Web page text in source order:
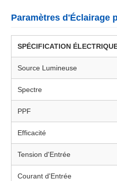
Paramètres d'Éclairage
SPÉCIFICATION
Source Lumineuse
Spectre
PPF
Efficacité
Tension d'Entrée
Courant d'Entrée